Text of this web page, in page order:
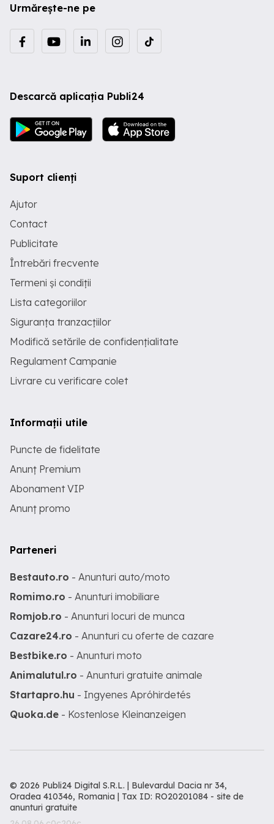
Urmărește-ne pe
Descarcă aplicația Publi24
Suport clienți
Ajutor
Contact
Publicitate
Întrebări frecvente
Termeni și condiții
Lista categoriilor
Siguranța tranzacțiilor
Modifică setările de confidențialitate
Regulament Campanie
Livrare cu verificare colet
Informații utile
Puncte de fidelitate
Anunț Premium
Abonament VIP
Anunț promo
Parteneri
Bestauto.ro - Anunturi auto/moto
Romimo.ro - Anunturi imobiliare
Romjob.ro - Anunturi locuri de munca
Cazare24.ro - Anunturi cu oferte de cazare
Bestbike.ro - Anunturi moto
Animalutul.ro - Anunturi gratuite animale
Startapro.hu - Ingyenes Apróhirdetés
Quoka.de - Kostenlose Kleinanzeigen
© 2026 Publi24 Digital S.R.L. | Bulevardul Dacia nr 34,
Oradea 410346, Romania | Tax ID: RO20201084 - site de
anunturi gratuite